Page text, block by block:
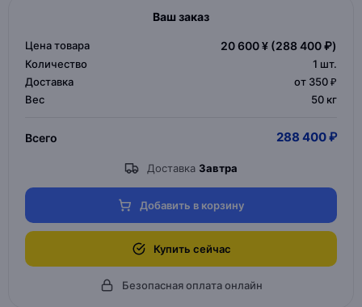
Ваш заказ
Цена товара 20 600 ¥ (288 400 ₽)
Количество 1 шт.
Доставка
от 350 ₽
Вес
50 кг
Всего 288 400 ₽
Доставка Завтра
Добавить в корзину
Купить сейчас
Безопасная оплата онлайн